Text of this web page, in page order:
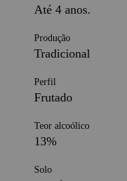
Até 4 anos.
Produção
Tradicional
Perfil
Frutado
Teor alcoólico
13%
Solo